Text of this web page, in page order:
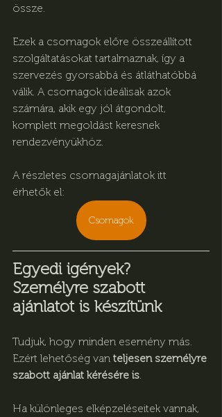
össze.
Ezek a csomagok előre összeállított
szolgáltatásokat tartalmaznak, így a
szervezés gyorsabbá és átláthatóbbá
válik. A csomagok ideálisak azok
számára, akik egy jól átgondolt,
komplett megoldást keresnek
rendezvényükhöz.
A részletes csomagajánlatok itt
érhetők el:
Csomagok
Egyedi igények?
Személyre szabott
ajánlatot is készítünk
Tudjuk, hogy minden esemény más.
Ezért lehetőség van teljesen személyre
szabott ajánlat kérésére is.
Ha különleges elképzeléseitek vannak,